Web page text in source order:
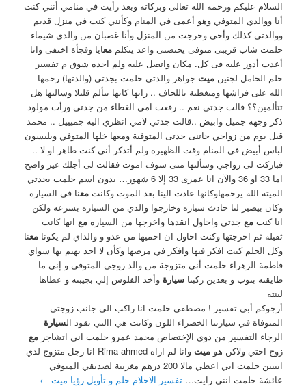
السلام عليكم ورحمة الله تعالى وبركاته وبعد رأيت في منامي أنني كنت
أنا ووالدي المتوفي وهو أعمى في المنام وكأنني كنت في منزل قديم
ووالدتي كذلك وأخي وخرجت من المنزل وأنا غضبان من والدي شيماء
حلمت شاب قريبى متوفى يحتضنى واعد يتكلممعايا وفجأة اختفى وانا
أعدت أدور عليه فى كل. مكان واتصل عليه ولم اجده شوق م تفسير
حلم الحامل لجنينميت جواهر والدتي حلمت بجدتي (والدتها) رحمها
الله على فراشها ومتغطية باللحاف .. راتها كانها تتألم قليلا وسالتها هل
تتألمين؟؟ قالت جدتي نعم .. رفعت امي الغطاء من جدتي ورأت مولود
ذكر وجهه جميل وابيض ..قالت جدتي لامي انظري اليه جميييل .. محمد
قبل يوم من زواجي جاتنى جدتى المتوفية ومعها خلها المتوفي ويلبسون
لباس أبيض فى المنام وقت الظهيرة ولم أتذكر أنى كنت طاهر او لا ..
فباركت لى زواجي وسألتها منى سوف اموت فقالت لى أجلك غير واضح
اما 33 او 36 والآن انا عمرى 33 إلا 6 شهور… بدون اسم حلمت بجدتي
الميته الله يرحمهاوكانها عادت الينا بعد الموت وكانتمعنا في السياره
وكان بيصير لنا حادث سياره وخارجوا والدي من السياره بسرعه ولكن
انا كنتمع جدتي واحاول انقذها واخرجها من السيارهمع انها كانت
ثقيله ثم اخرجتها وكنت احاول ان احميها من عدو و والداي لم يكونامعنا
وكل الحلم كنت افكر فيها وافكر في مرضها وكأن لا احد يهتم بها سواي
فاطمة الزهراء حلمت أني متزوجة من والد زوجي المتوفي و إني ما
طايقته بنوب و بعدين ركبناسيارة وأخد الفلوس إلي بجيبته و عطاها
لبنته
أرجوكم أبي تفسير ! مصطفى حلمت انا راكب الى جانب زوجتي
المنوفاة في سيارتنا الخضراء اللون وكانت هي االتي تقود السيارة
الرجاء التفسير من ذوي الإختصاص محمد عمرو حلمت اني اتشاجرمع
زوج اختي ولاكن هوميت
وانا لم اراه Rima ahmed انا رجل متزوج لدي
ابنتين حلمت اني اعطي مالا 200 درهم مغربية لصديقي المتوفي
عائشة حلمت انني رايت…تفسير الاحلام حلم و تأويل رؤيا ميت ←